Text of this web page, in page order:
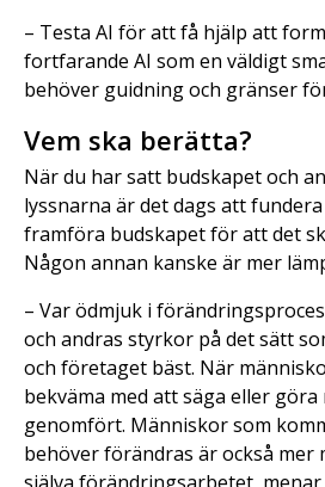
– Testa AI för att få hjälp att
fortfarande AI som en väldigt
behöver guidning och gränser
Vem ska berätta?
När du har satt budskapet och
lyssnarna är det dags att
framföra budskapet för att det
Någon annan kanske är mer
– Var ödmjuk i
och andras styrkor på det sätt
och företaget bäst. När
bekväma med att säga eller
genomfört. Människor som
behöver förändras är också mer